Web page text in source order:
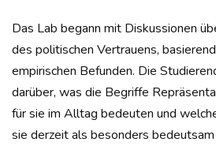
Das Lab begann mit Diskussionen
des politischen Vertrauens,
empirischen Befunden. Die
darüber, was die Begriffe
für sie im Alltag bedeuten und
sie derzeit als besonders